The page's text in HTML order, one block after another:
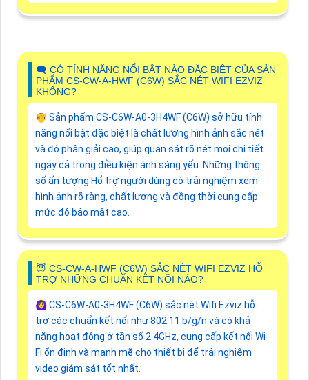
🗨️ CÓ TÍNH NĂNG NỔI BẬT NÀO ĐẶC BIỆT CỦA SẢN
PHẨM CS-CW-A-HWF (C6W) SẮC NÉT WIFI EZVIZ
KHÔNG?
🤴 Sản phẩm CS-C6W-A0-3H4WF (C6W) sở hữu tính
năng nổi bật đặc biệt là chất lượng hình ảnh sắc nét
và độ phân giải cao, giúp quan sát rõ nét mọi chi tiết
ngay cả trong điều kiện ánh sáng yếu. Những thông
số ấn tượng Hổ trợ người dùng có trải nghiệm xem
hình ảnh rõ ràng, chất lượng và đồng thời cung cấp
mức độ bảo mật cao.
😇 CS-CW-A-HWF (C6W) SẮC NÉT WIFI EZVIZ HỖ
TRỢ NHỮNG CHUẨN KẾT NỐI NÀO?
🙆‍♀️ CS-C6W-A0-3H4WF (C6W) sắc nét Wifi Ezviz hỗ
trợ các chuẩn kết nối như 802.11 b/g/n và có khả
năng hoạt động ở tần số 2.4GHz, cung cấp kết nối Wi-
Fi ổn định và mạnh mẽ cho thiết bị để trải nghiệm
video giám sát tốt nhất.